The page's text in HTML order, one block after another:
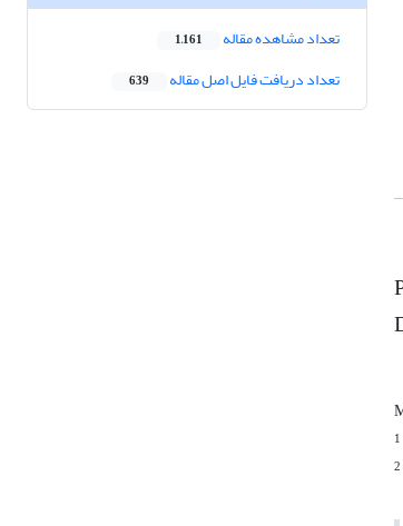
1
2
تعداد مشاهده مقاله 1,161
تعداد دریافت فایل اصل مقاله 639